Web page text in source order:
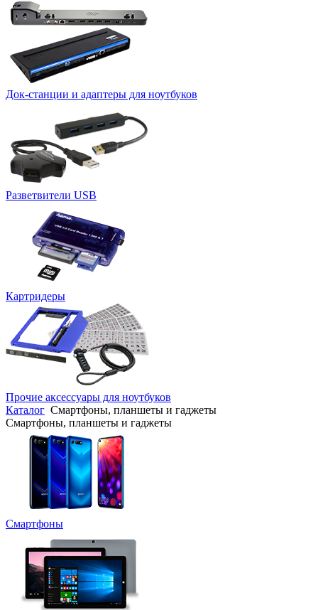
Док-станции и адаптеры для ноутбуков
Разветвители USB
Картридеры
Прочие аксессуары для ноутбуков
Каталог Смартфоны, планшеты и гаджеты
Смартфоны, планшеты и гаджеты
Смартфоны